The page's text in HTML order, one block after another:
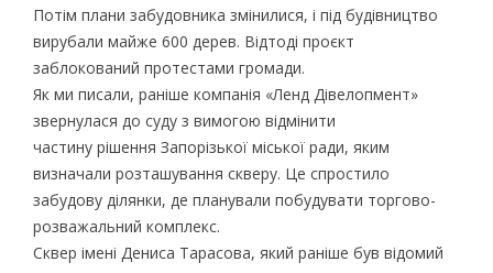
Потім плани забудовника змінилися, і під будівництво
вирубали майже 600 дерев. Відтоді проєкт
заблокований протестами громади.
Як ми писали, раніше компанія «Ленд Дівелопмент»
звернулася до суду з вимогою відмінити
частину рішення Запорізької міської ради, яким
визначали розташування скверу. Це спростило
забудову ділянки, де планували побудувати торгово-
розважальний комплекс.
Сквер імені Дениса Тарасова, який раніше був відомий